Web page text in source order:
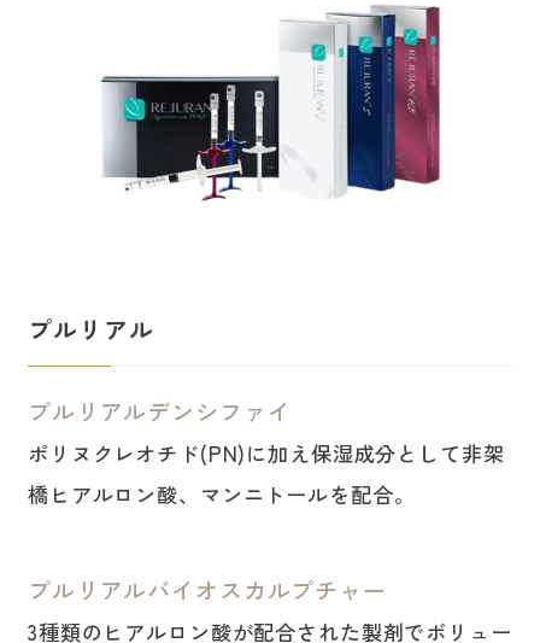
プルリアル
プルリアルデンシファイ
ポリヌクレオチド(PN)に加え保湿成分として非架
橋ヒアルロン酸、マンニトールを配合。
プルリアルバイオスカルプチャー
3種類のヒアルロン酸が配合された製剤でボリュー